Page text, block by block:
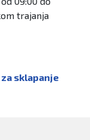
trajanja
sklapanje